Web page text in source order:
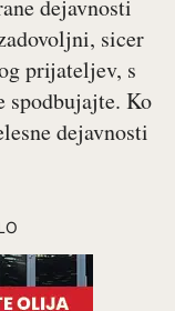
dejavnosti
sicer
prijateljev, s
spodbujajte. Ko
dejavnosti